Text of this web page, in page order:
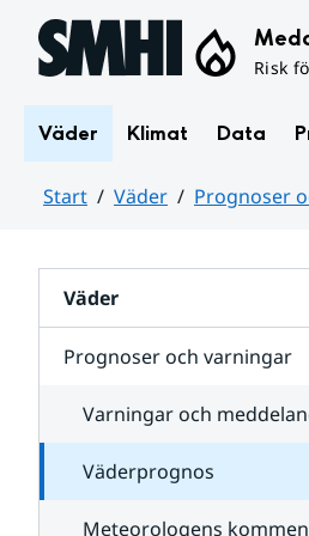
Hoppa till sidans innehåll
Risk
Väder Klimat Data
Start Väder Prognoser
Väder
Prognoser och varningar
Varningar och
Väderprognos
Meteorologens